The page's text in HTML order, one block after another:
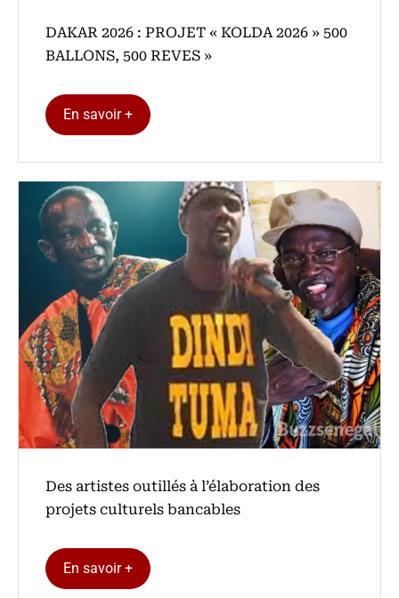
DAKAR 2026 : PROJET « KOLDA 2026 » 500
BALLONS, 500 REVES »
En savoir +
Des artistes outillés à l’élaboration des
projets culturels bancables
En savoir +